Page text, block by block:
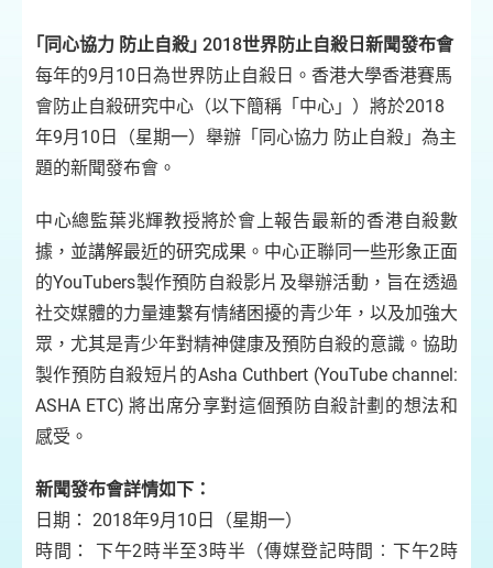
｢同心協力 防止自殺｣ 2018世界防止自殺日新聞發布會
每年的9月10日為世界防止自殺日。香港大學香港賽馬
會防止自殺研究中心（以下簡稱「中心」）將於2018
年9月10日（星期一）舉辦「同心協力 防止自殺」為主
題的新聞發布會。
中心總監葉兆輝教授將於會上報告最新的香港自殺數
據，並講解最近的研究成果。中心正聯同一些形象正面
的YouTubers製作預防自殺影片及舉辦活動，旨在透過
社交媒體的力量連繫有情緒困擾的青少年，以及加強大
眾，尤其是青少年對精神健康及預防自殺的意識。協助
製作預防自殺短片的Asha Cuthbert (YouTube channel:
ASHA ETC) 將出席分享對這個預防自殺計劃的想法和
感受。
新聞發布會詳情如下：
日期： 2018年9月10日（星期一）
時間： 下午2時半至3時半（傳媒登記時間︰下午2時